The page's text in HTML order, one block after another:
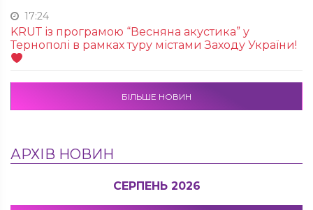
17:24
KRUТ із програмою “Весняна акустика” у
Тернополі в рамках туру містами Заходу України!
БІЛЬШЕ НОВИН
АРХІВ НОВИН
СЕРПЕНЬ 2026